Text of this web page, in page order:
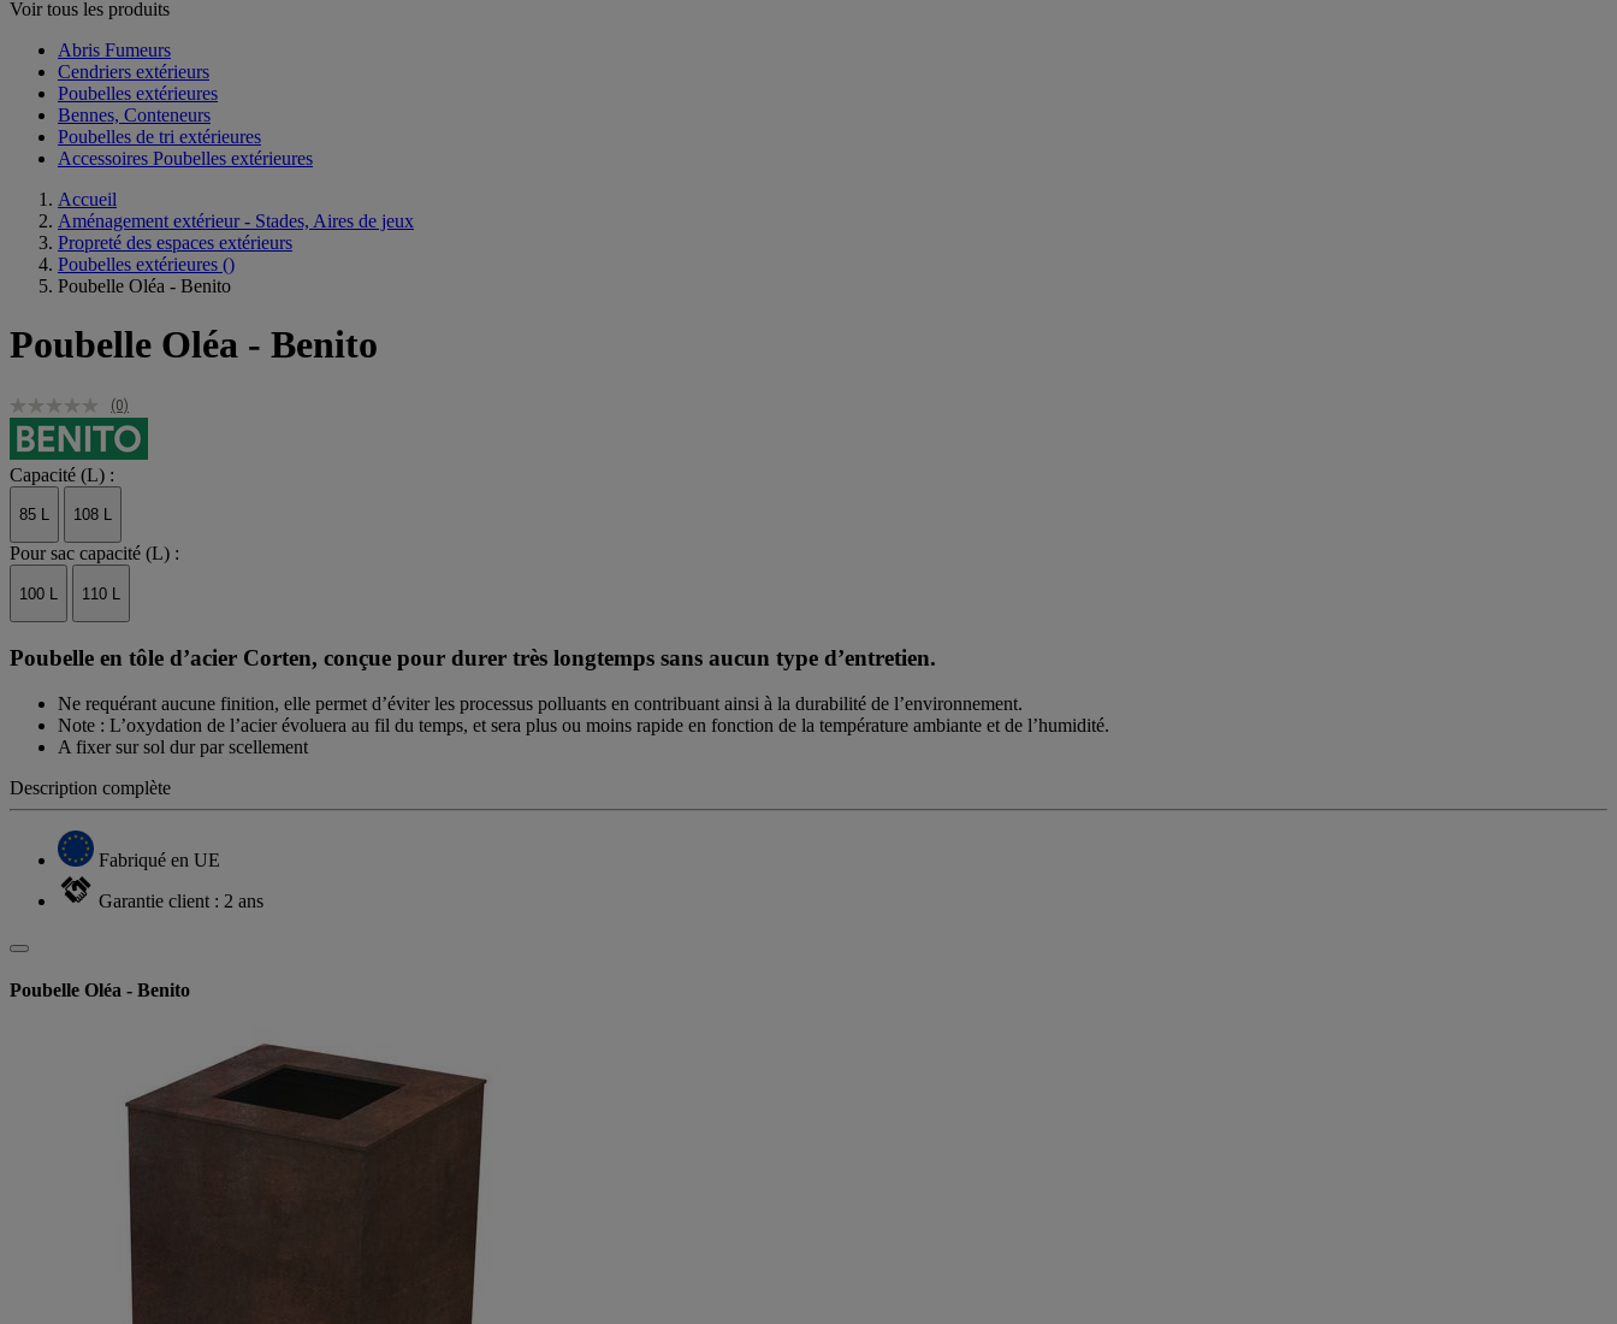
Voir tous les produits
Abris Fumeurs
Cendriers extérieurs
Poubelles extérieures
Bennes, Conteneurs
Poubelles de tri extérieures
Accessoires Poubelles extérieures
Accueil
Aménagement extérieur - Stades, Aires de jeux
Propreté des espaces extérieurs
Poubelles extérieures ()
Poubelle Oléa - Benito
Poubelle Oléa - Benito
(0)
Capacité (L) :
85 L 108 L
Pour sac capacité (L) :
100 L 110 L
Poubelle en tôle d’acier Corten, conçue pour durer très longtemps sans aucun type d’entretien.
Ne requérant aucune finition, elle permet d’éviter les processus polluants en contribuant ainsi à la durabilité de l’environnement.
Note : L’oxydation de l’acier évoluera au fil du temps, et sera plus ou moins rapide en fonction de la température ambiante et de l’humidité.
A fixer sur sol dur par scellement
Description complète
Fabriqué en UE
Garantie client : 2 ans
Poubelle Oléa - Benito